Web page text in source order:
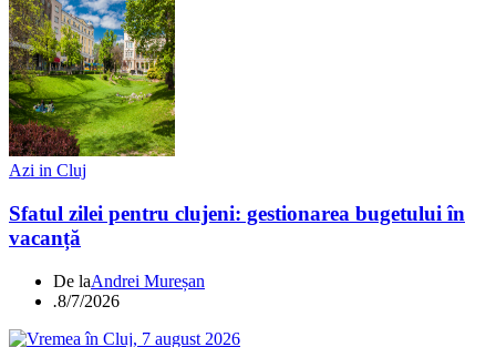
Azi in Cluj
Sfatul zilei pentru clujeni: gestionarea bugetului în
vacanță
De laAndrei Mureșan
.8/7/2026